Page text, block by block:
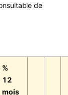
de
%
12
mois